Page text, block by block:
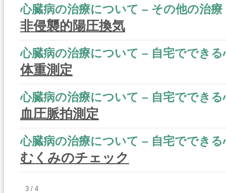
心臓病の治療について – その他の治療
非侵襲的陽圧換気
心臓病の治療について – 自宅ででき
体重測定
心臓病の治療について – 自宅ででき
血圧脈拍測定
心臓病の治療について – 自宅ででき
むくみのチェック
3 / 4